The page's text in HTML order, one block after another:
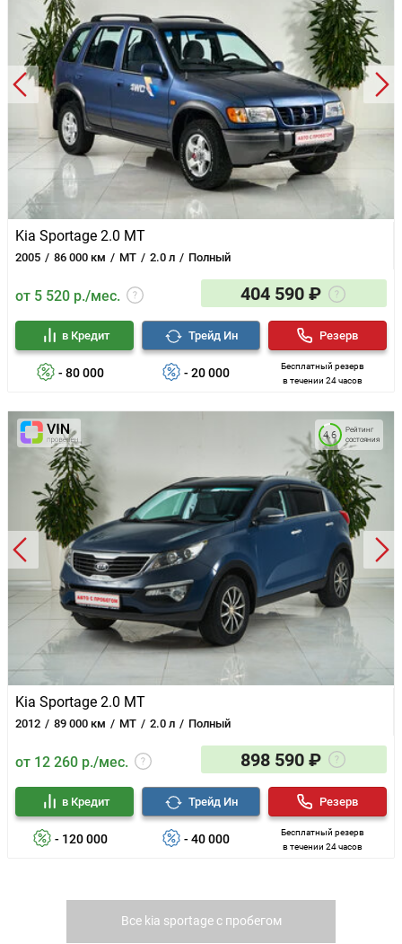
Kia Sportage 2.0 MT
2005 86 000 км MT 2.0 л Полный
от 5 520 р./мес. 404 590 ₽
- 80 000
в Кредит
- 20 000
Трейд Ин
Бесплатный резерв
в течении 24 часов
Резерв
Kia Sportage 2.0 MT
2012 89 000 км MT 2.0 л Полный
Рейтинг
состояния
4.6
от 12 260 р./мес. 898 590 ₽
- 120 000
в Кредит
- 40 000
Трейд Ин
Бесплатный резерв
в течении 24 часов
Резерв
Все kia sportage с пробегом